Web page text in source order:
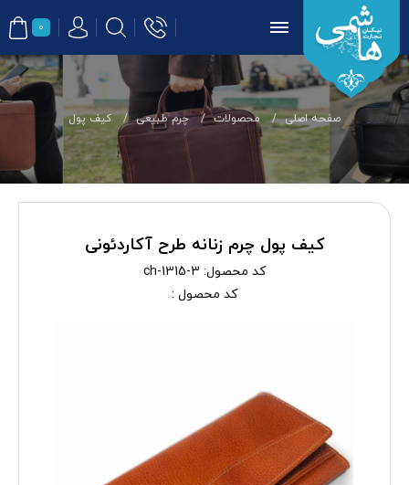
0
صفحه اصلی محصولات چرم طبیعی کیف پول
کیف پول چرم زنانه طرح آکاردئونی
کد محصول: ch-1315-3
کد محصول :